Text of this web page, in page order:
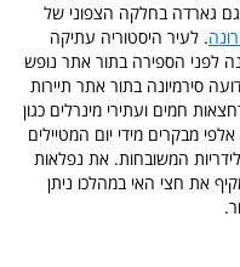
גארדה בחלקה הצפוני של
. לעיר היסטוריה עתיקה
לפני הספירה בתור אתר נופש
סירמיונה בתור אתר תיירות
חמים ועתירי מינרלים כגון
אלפי מבקרים מידי יום המטיילים
המשובחות. את נפלאות
את חצי האי במהלכו ניתן